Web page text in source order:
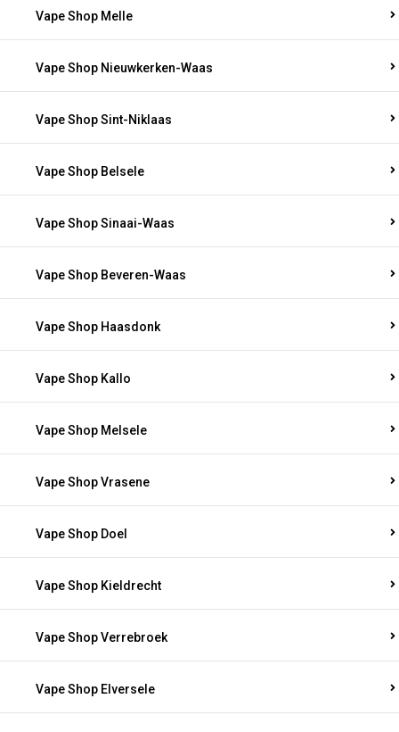
Vape Shop Melle
Vape Shop Nieuwkerken-Waas
Vape Shop Sint-Niklaas
Vape Shop Belsele
Vape Shop Sinaai-Waas
Vape Shop Beveren-Waas
Vape Shop Haasdonk
Vape Shop Kallo
Vape Shop Melsele
Vape Shop Vrasene
Vape Shop Doel
Vape Shop Kieldrecht
Vape Shop Verrebroek
Vape Shop Elversele